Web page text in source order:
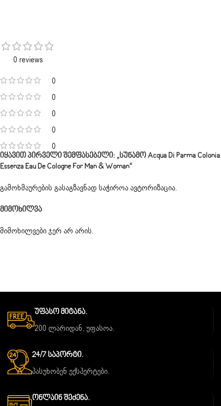
0 reviews
0
0
0
0
0
Მიმოხილვა
მიმოხილვები ჯერ არ არის.
Იყავით Პირველი Შემფასებელი: „სუნამო Acqua Di Parma Colonia
Essenza Eau De Cologne For Man & Woman“
გამოხმაურების გასაგზავნად საჭიროაავტორიზაცია.
Უფასო Მიტანა.
200 ლარიდან, უფასოა.
24/7 Საპორტი.
პასუხობენ ექსპერტები.
Ონლაინ Შეძენა.